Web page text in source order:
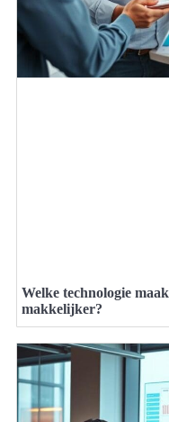
Welke technologie
makkelijker?